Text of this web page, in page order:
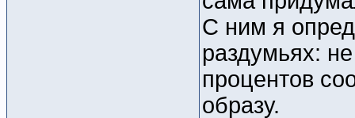
С ним я
раздумьях:
процентов
образу.